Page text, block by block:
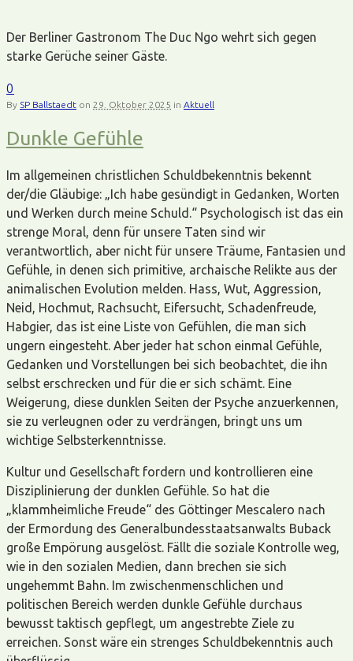
Der Berliner Gastronom The Duc Ngo wehrt sich gegen
starke Gerüche seiner Gäste.
0
By SP Ballstaedt on 29. Oktober 2025 in Aktuell
Dunkle Gefühle
Im allgemeinen christlichen Schuldbekenntnis bekennt
der/die Gläubige: „Ich habe gesündigt in Gedanken, Worten
und Werken durch meine Schuld.“ Psychologisch ist das ein
strenge Moral, denn für unsere Taten sind wir
verantwortlich, aber nicht für unsere Träume, Fantasien und
Gefühle, in denen sich primitive, archaische Relikte aus der
animalischen Evolution melden. Hass, Wut, Aggression,
Neid, Hochmut, Rachsucht, Eifersucht, Schadenfreude,
Habgier, das ist eine Liste von Gefühlen, die man sich
ungern eingesteht. Aber jeder hat schon einmal Gefühle,
Gedanken und Vorstellungen bei sich beobachtet, die ihn
selbst erschrecken und für die er sich schämt. Eine
Weigerung, diese dunklen Seiten der Psyche anzuerkennen,
sie zu verleugnen oder zu verdrängen, bringt uns um
wichtige Selbsterkenntnisse.
Kultur und Gesellschaft fordern und kontrollieren eine
Disziplinierung der dunklen Gefühle. So hat die
„klammheimliche Freude“ des Göttinger Mescalero nach
der Ermordung des Generalbundesstaatsanwalts Buback
große Empörung ausgelöst. Fällt die soziale Kontrolle weg,
wie in den sozialen Medien, dann brechen sie sich
ungehemmt Bahn. Im zwischenmenschlichen und
politischen Bereich werden dunkle Gefühle durchaus
bewusst taktisch gepflegt, um angestrebte Ziele zu
erreichen. Sonst wäre ein strenges Schuldbekenntnis auch